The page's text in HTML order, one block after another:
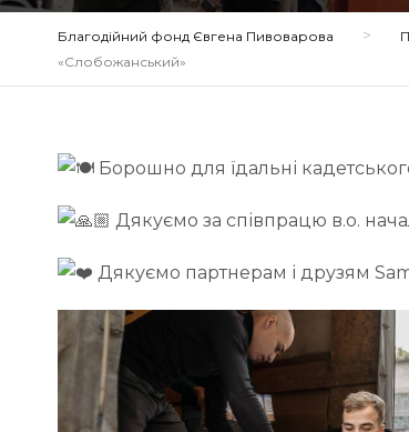
Благодійний фонд Євгена Пивоварова >
«Слобожанський»
Борошно для їдальні
Дякуємо за співпрацю в.о.
Дякуємо партнерам і друзям